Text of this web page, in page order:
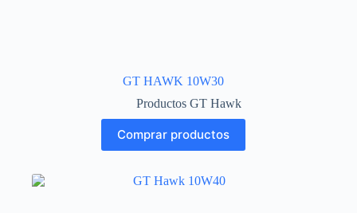
GT HAWK 10W30
Productos GT Hawk
Comprar productos